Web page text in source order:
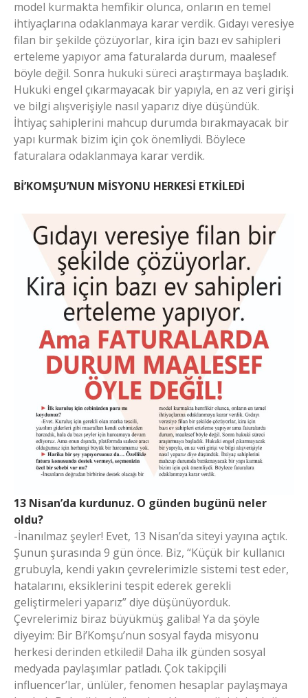
model kurmakta hemfikir olunca, onların en temel
ihtiyaçlarına odaklanmaya karar verdik. Gıdayı veresiye
filan bir şekilde çözüyorlar, kira için bazı ev sahipleri
erteleme yapıyor ama faturalarda durum, maalesef
böyle değil. Sonra hukuki süreci araştırmaya başladık.
Hukuki engel çıkarmayacak bir yapıyla, en az veri girişi
ve bilgi alışverişiyle nasıl yaparız diye düşündük.
İhtiyaç sahiplerini mahcup durumda bırakmayacak bir
yapı kurmak bizim için çok önemliydi. Böylece
faturalara odaklanmaya karar verdik.
Bİ’KOMŞU’NUN MİSYONU HERKESİ ETKİLEDİ
13 Nisan’da kurdunuz. O günden bugünü neler
oldu?
-İnanılmaz şeyler! Evet, 13 Nisan’da siteyi yayına açtık.
Şunun şurasında 9 gün önce. Biz, “Küçük bir kullanıcı
grubuyla, kendi yakın çevrelerimizle sistemi test eder,
hatalarını, eksiklerini tespit ederek gerekli
geliştirmeleri yaparız” diye düşünüyorduk.
Çevrelerimiz biraz büyükmüş galiba! Ya da şöyle
diyeyim: Bir Bi’Komşu’nun sosyal fayda misyonu
herkesi derinden etkiledi! Daha ilk günden sosyal
medyada paylaşımlar patladı. Çok takipçili
influencer’lar, ünlüler, fenomen hesaplar paylaşmaya